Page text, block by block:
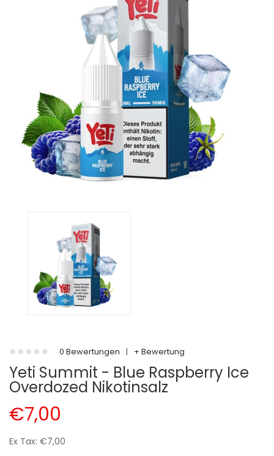
0 Bewertungen | + Bewertung
Yeti Summit - Blue Raspberry Ice
Overdozed Nikotinsalz
€7,00
Ex Tax: €7,00